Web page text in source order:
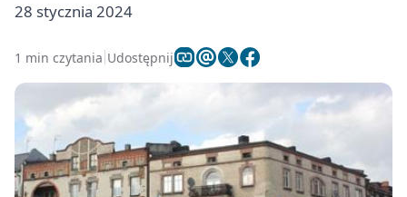
28 stycznia 2024
1 min czytania Udostępnij